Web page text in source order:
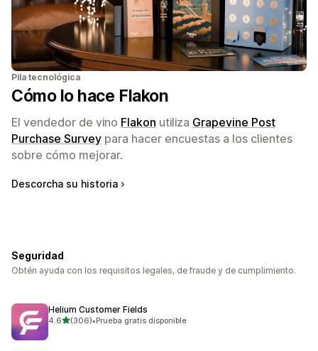
Pila tecnológica
Cómo lo hace Flakon
El vendedor de vino Flakon utiliza Grapevine Post
Purchase Survey para hacer encuestas a los clientes
sobre cómo mejorar.
Descorcha su historia
Seguridad
Obtén ayuda con los requisitos legales, de fraude y de cumplimiento.
Helium Customer Fields
4.6de 5 estrellas
(306)
306 reseñas en total
•Prueba gratis disponible